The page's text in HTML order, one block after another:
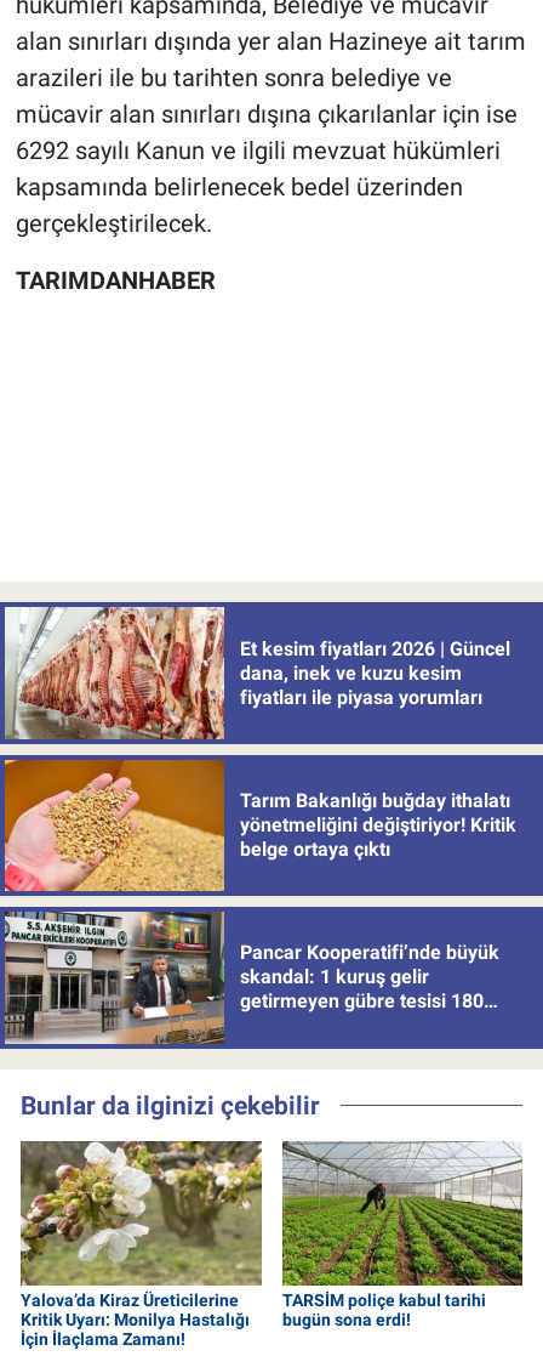
alan sınırları dışında yer alan Hazineye ait tarım
arazileri ile bu tarihten sonra belediye ve
mücavir alan sınırları dışına çıkarılanlar için ise
6292 sayılı Kanun ve ilgili mevzuat hükümleri
kapsamında belirlenecek bedel üzerinden
gerçekleştirilecek.
TARIMDANHABER
Et kesim fiyatları 2026 | Güncel
dana, inek ve kuzu kesim
fiyatları ile piyasa yorumları
Tarım Bakanlığı buğday ithalatı
yönetmeliğini değiştiriyor! Kritik
belge ortaya çıktı
Pancar Kooperatifi’nde büyük
skandal: 1 kuruş gelir
getirmeyen gübre tesisi 180
Bunlar da ilginizi çekebilir
Yalova’da Kiraz Üreticilerine
Kritik Uyarı: Monilya Hastalığı
İçin İlaçlama Zamanı!
TARSİM poliçe kabul tarihi
bugün sona erdi!